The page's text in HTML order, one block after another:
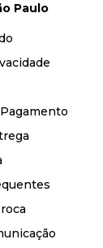
Paulo